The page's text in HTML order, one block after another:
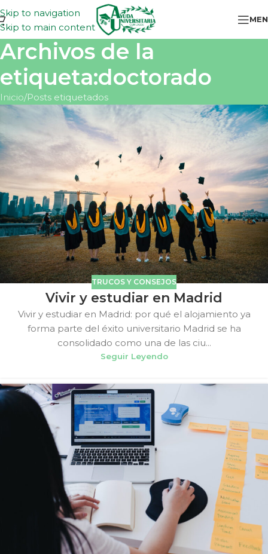
Skip to navigation
Skip to main content
Archivos de la
etiqueta:doctorado
Inicio Posts etiquetados
TRUCOS Y CONSEJOS
Vivir y estudiar en Madrid
Vivir y estudiar en Madrid: por qué el alojamiento ya
forma parte del éxito universitario Madrid se ha
consolidado como una de las ciu...
Seguir Leyendo